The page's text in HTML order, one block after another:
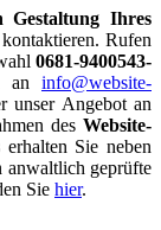
Gestaltung Ihres
Rufen
0681-9400543-
an info@website-
unser Angebot an
des Website-
erhalten Sie neben
anwaltlich geprüfte
Sie hier.